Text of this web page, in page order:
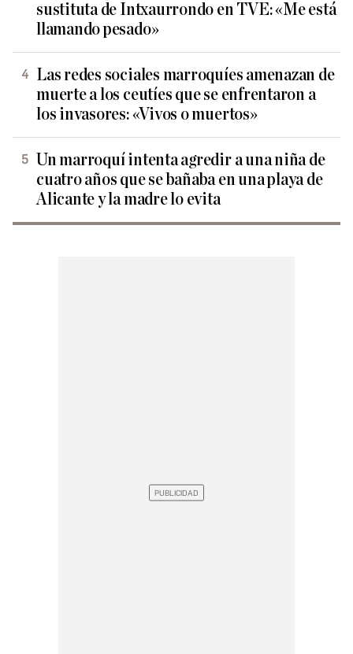
sustituta de Intxaurrondo en TVE: «Me está
llamando pesado»
Las redes sociales marroquíes amenazan de
muerte a los ceutíes que se enfrentaron a
los invasores: «Vivos o muertos»
Un marroquí intenta agredir a una niña de
cuatro años que se bañaba en una playa de
Alicante y la madre lo evita